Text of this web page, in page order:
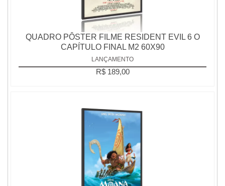
QUADRO PÔSTER FILME RESIDENT EVIL 6 O
CAPÍTULO FINAL M2 60X90
LANÇAMENTO
R$ 189,00